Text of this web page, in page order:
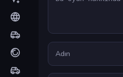
Ad